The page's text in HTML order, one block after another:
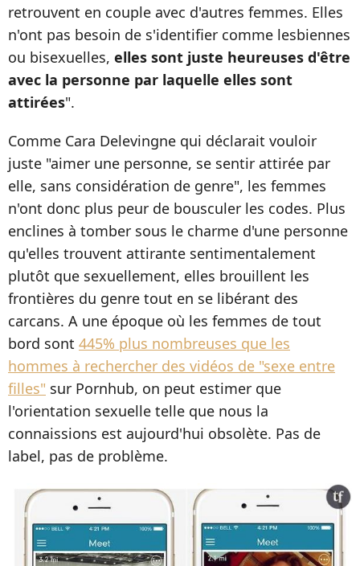
retrouvent en couple avec d'autres femmes. Elles
n'ont pas besoin de s'identifier comme lesbiennes
ou bisexuelles, elles sont juste heureuses d'être
avec la personne par laquelle elles sont
attirées".
Comme Cara Delevingne qui déclarait vouloir
juste "aimer une personne, se sentir attirée par
elle, sans considération de genre", les femmes
n'ont donc plus peur de bousculer les codes. Plus
enclines à tomber sous le charme d'une personne
qu'elles trouvent attirante sentimentalement
plutôt que sexuellement, elles brouillent les
frontières du genre tout en se libérant des
carcans. A une époque où les femmes de tout
bord sont 445% plus nombreuses que les
hommes à rechercher des vidéos de "sexe entre
filles" sur Pornhub, on peut estimer que
l'orientation sexuelle telle que nous la
connaissions est aujourd'hui obsolète. Pas de
label, pas de problème.